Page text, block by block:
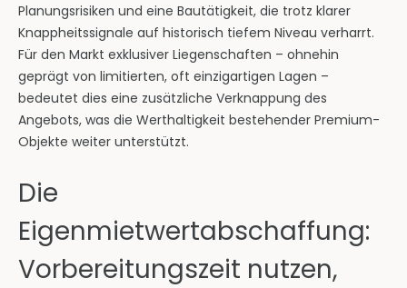
Planungsrisiken und eine Bautätigkeit, die trotz klarer
Knappheitssignale auf historisch tiefem Niveau verharrt.
Für den Markt exklusiver Liegenschaften – ohnehin
geprägt von limitierten, oft einzigartigen Lagen –
bedeutet dies eine zusätzliche Verknappung des
Angebots, was die Werthaltigkeit bestehender Premium-
Objekte weiter unterstützt.
Die
Eigenmietwertabschaffung:
Vorbereitungszeit nutzen,